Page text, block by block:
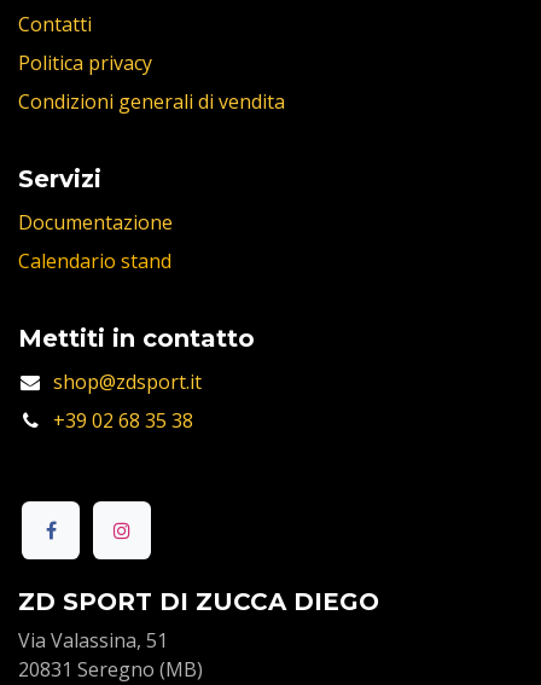
Contatti
Politica privacy
Condizioni generali di vendita
Servizi
Documentazione
Calendario stand
Mettiti in contatto
shop@zdsport.it
+39 02 68 35 38
ZD SPORT DI ZUCCA DIEGO
Via Valassina, 51
20831 Seregno (MB)